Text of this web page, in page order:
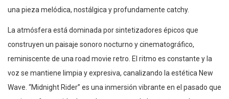
una pieza melódica, nostálgica y profundamente catchy.
La atmósfera está dominada por sintetizadores épicos que
construyen un paisaje sonoro nocturno y cinematográfico,
reminiscente de una road movie retro. El ritmo es constante y la
voz se mantiene limpia y expresiva, canalizando la estética New
Wave. “Midnight Rider” es una inmersión vibrante en el pasado que